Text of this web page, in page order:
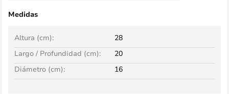
Medidas
Altura (cm):
28
Largo / Profundidad (cm):
20
Diámetro (cm):
16